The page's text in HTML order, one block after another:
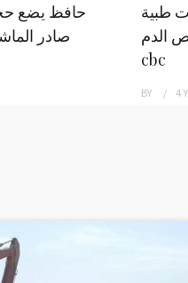
حافظ يضع
صادر
طبية
الدم
cbc
BY 4